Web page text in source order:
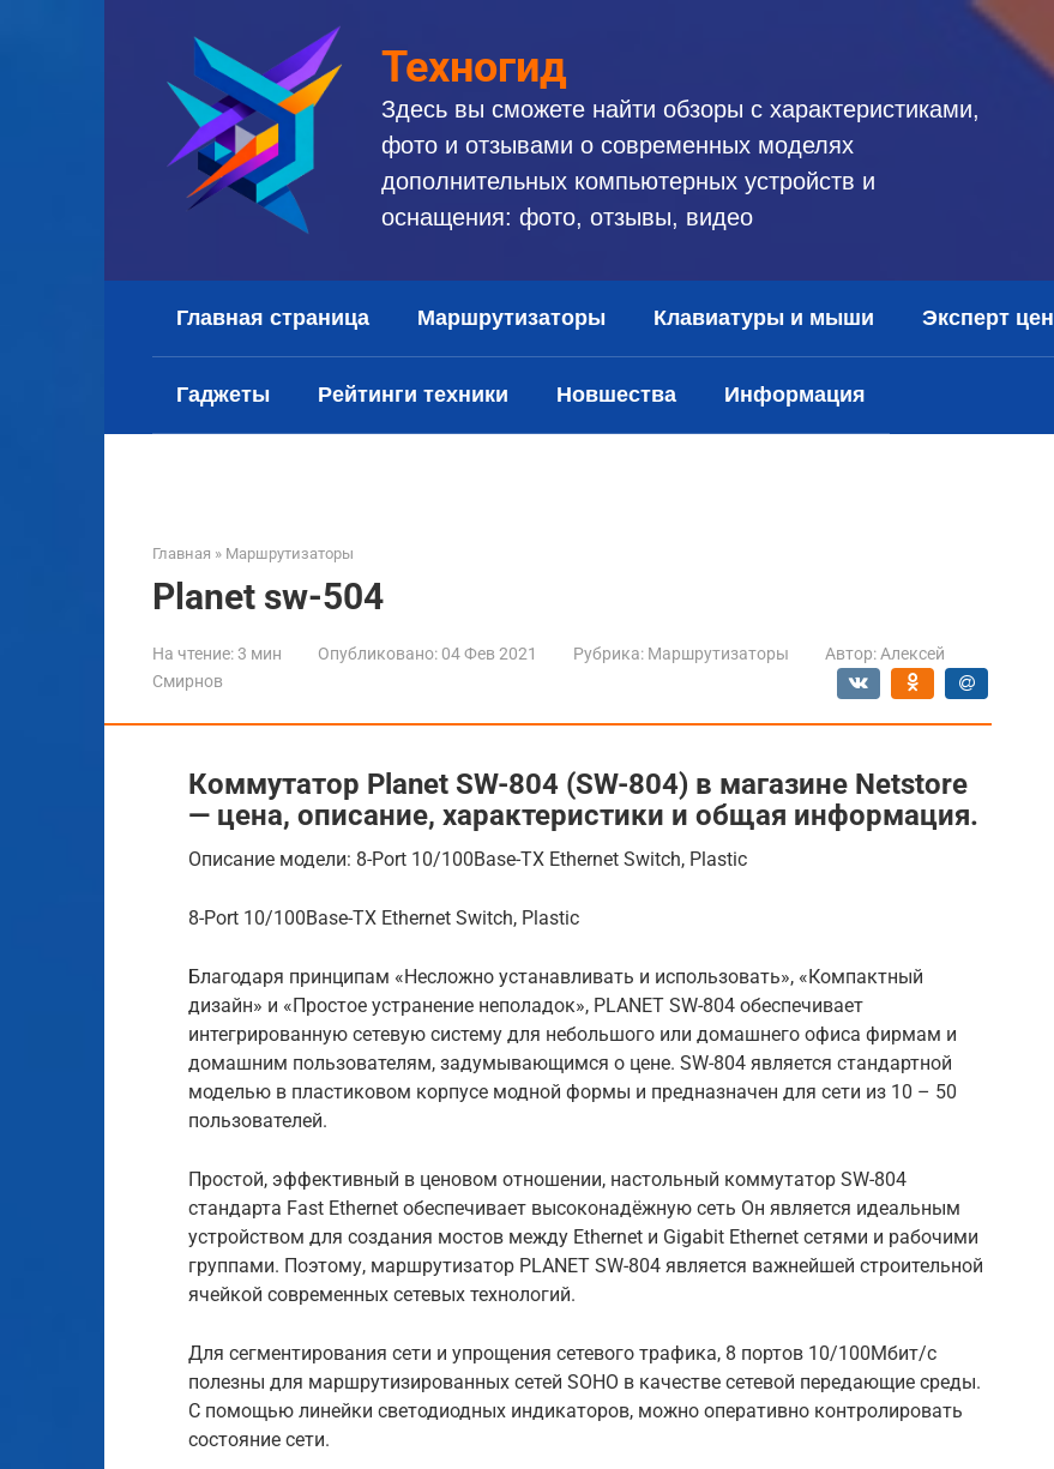
Техногид
Здесь вы сможете найти обзоры с характеристиками,
фото и отзывами о современных моделях
дополнительных компьютерных устройств и
оснащения: фото, отзывы, видео
Главная страница Маршрутизаторы Клавиатуры и мыши Эксперт цен
Гаджеты Рейтинги техники Новшества Информация
Главная » Маршрутизаторы
Planet sw-504
На чтение:3 мин Опубликовано: 04 Фев 2021 Рубрика: Маршрутизаторы Автор: Алексей
Смирнов
Коммутатор Planet SW-804 (SW-804) в магазине Netstore
— цена, описание, характеристики и общая информация.
Описание модели: 8-Port 10/100Base-TX Ethernet Switch, Plastic
8-Port 10/100Base-TX Ethernet Switch, Plastic
Благодаря принципам «Несложно устанавливать и использовать», «Компактный
дизайн» и «Простое устранение неполадок», PLANET SW-804 обеспечивает
интегрированную сетевую систему для небольшого или домашнего офиса фирмам и
домашним пользователям, задумывающимся о цене. SW-804 является стандартной
моделью в пластиковом корпусе модной формы и предназначен для сети из 10 – 50
пользователей.
Простой, эффективный в ценовом отношении, настольный коммутатор SW-804
стандарта Fast Ethernet обеспечивает высоконадёжную сеть Он является идеальным
устройством для создания мостов между Ethernet и Gigabit Ethernet сетями и рабочими
группами. Поэтому, маршрутизатор PLANET SW-804 является важнейшей строительной
ячейкой современных сетевых технологий.
Для сегментирования сети и упрощения сетевого трафика, 8 портов 10/100Мбит/с
полезны для маршрутизированных сетей SOHO в качестве сетевой передающие среды.
С помощью линейки светодиодных индикаторов, можно оперативно контролировать
состояние сети.